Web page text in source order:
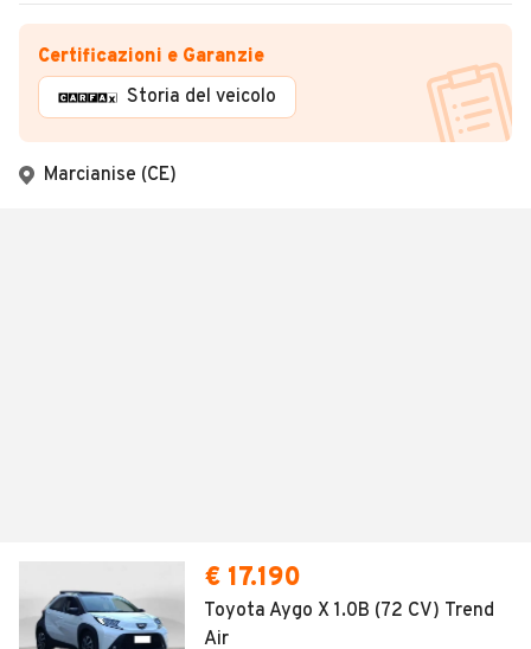
Certificazioni e Garanzie
Storia del veicolo
Marcianise (CE)
€ 17.190
Toyota Aygo X 1.0B (72 CV) Trend
Air